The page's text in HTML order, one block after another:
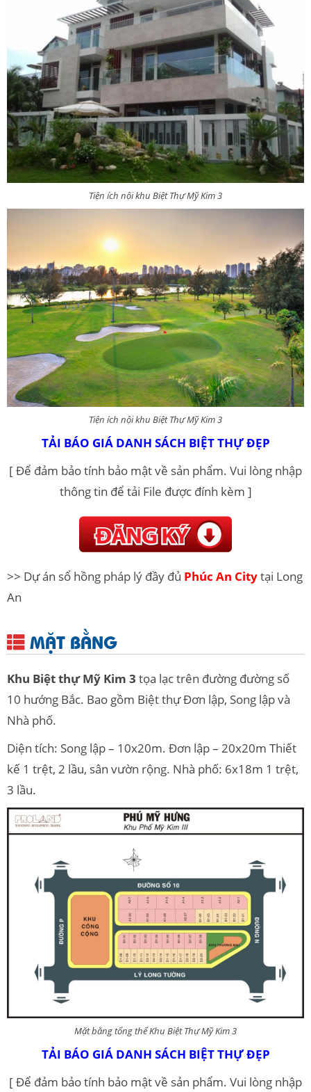
Tiện ích nội khu Biệt Thự Mỹ Kim 3
Tiện ích nội khu Biệt Thự Mỹ Kim 3
TẢI BÁO GIÁ DANH SÁCH BIỆT THỰ ĐẸP
[ Để đảm bảo tính bảo mật về sản phẩm. Vui lòng nhập
thông tin để tải File được đính kèm ]
>> Dự án sổ hồng pháp lý đầy đủ Phúc An Citytại Long
An
MẶT BẰNG
Khu Biệt thự Mỹ Kim 3 tọa lạc trên đường đường số
10 hướng Bắc. Bao gồm Biệt thự Đơn lập, Song lập và
Nhà phố.
Diện tích: Song lập – 10x20m. Đơn lập – 20x20m Thiết
kế 1 trệt, 2 lầu, sân vườn rộng. Nhà phố: 6x18m 1 trệt,
3 lầu.
Mặt bằng tổng thể Khu Biệt Thự Mỹ Kim 3
TẢI BÁO GIÁ DANH SÁCH BIỆT THỰ ĐẸP
[ Để đảm bảo tính bảo mật về sản phẩm. Vui lòng nhập